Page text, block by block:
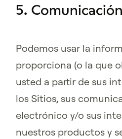
5.
Podemos usar la
proporciona (o la que
usted a partir de sus
los Sitios, sus
electrónico y/o sus
nuestros productos y